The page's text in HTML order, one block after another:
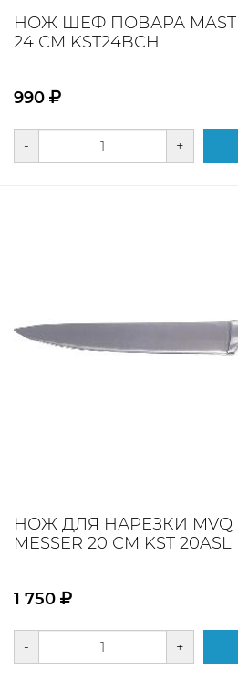
НОЖ ШЕФ ПОВАРА
24 СМ KST24BСH
990
- +
НОЖ ДЛЯ НАРЕЗКИ MVQ
MESSER 20 СМ KST 20ASL
1 750
- +